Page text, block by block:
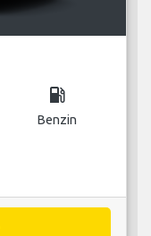
local_gas_station
Benzin